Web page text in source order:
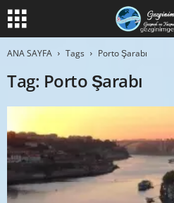
ANA SAYFA Tags Porto Şarabı
Tag: Porto Şarabı